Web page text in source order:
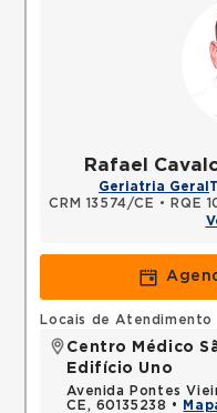
Rafael
Geriatria Geral
CRM 13574/CE • RQE
Locais de Atendimento
Centro Médico
Edifício Uno
Avenida Pontes
CE, 60135238 •